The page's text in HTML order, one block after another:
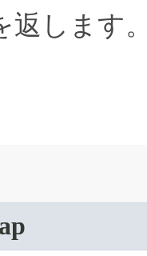
返します